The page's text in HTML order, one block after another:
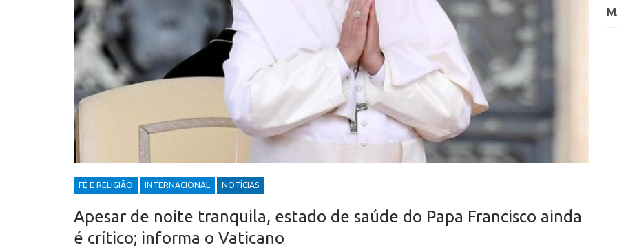
FÉ E RELIGIÃO INTERNACIONAL NOTÍCIAS
Apesar de noite tranquila, estado de saúde do Papa Francisco ainda
é crítico; informa o Vaticano